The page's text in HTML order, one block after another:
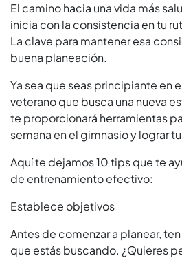
El camino hacia una vida más
inicia con la consistencia en tu
La clave para mantener esa
buena planeación.
Ya sea que seas principiante en
veterano que busca una nueva
te proporcionará herramientas
semana en el gimnasio y lograr
Aquí te dejamos 10 tips que te
de entrenamiento efectivo:
Establece objetivos
Antes de comenzar a planear,
que estás buscando. ¿Quieres